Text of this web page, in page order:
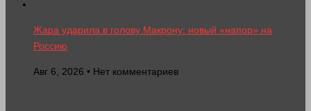
Жара ударила в голову Макрону: новый «напор» на
Россию
Авг 6, 2026 • Нет комментариев